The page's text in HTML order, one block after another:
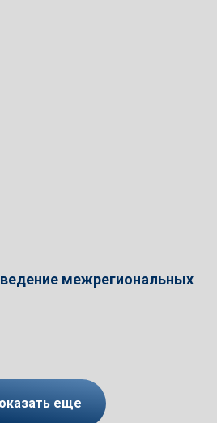
межрегиональных
еще